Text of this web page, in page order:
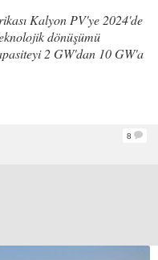
Kalyon PV'ye 2024'de
dönüşümü
2 GW'dan 10 GW'a
8